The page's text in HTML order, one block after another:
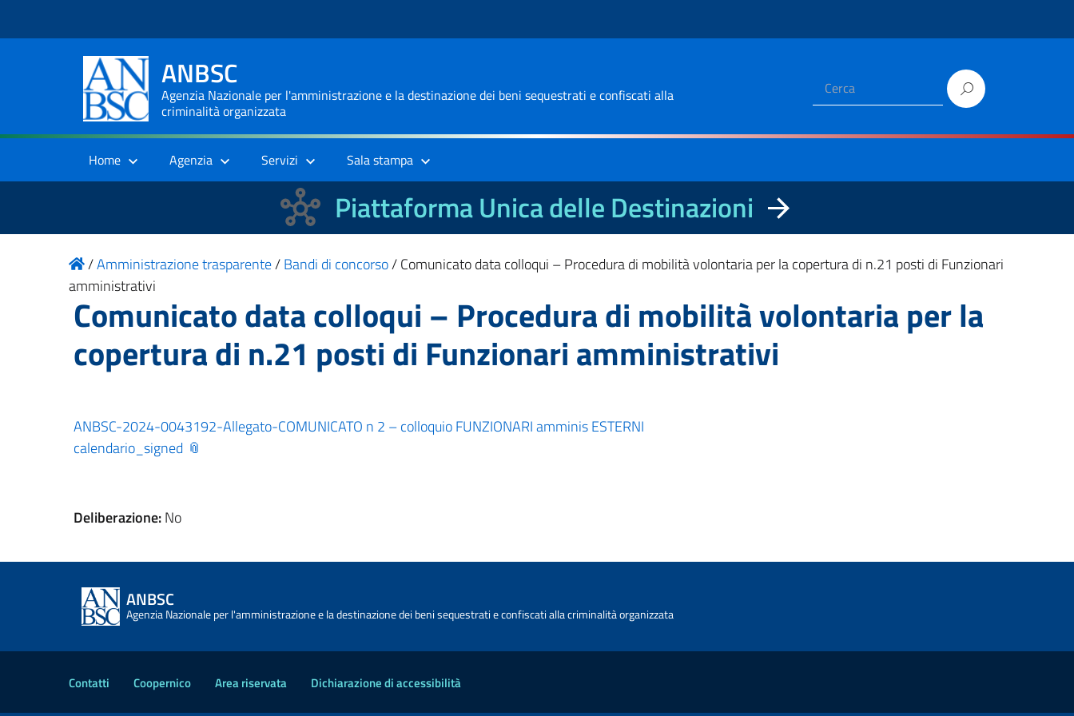
ANBSC
Agenzia Nazionale per l'amministrazione e la destinazione dei beni sequestrati e confiscati alla
criminalità organizzata
Home Agenzia Servizi Sala stampa
Piattaforma Unica delle Destinazioni
/Amministrazione trasparente/Bandi di concorso/Comunicato data colloqui – Procedura di mobilità volontaria per la copertura di n.21 posti di Funzionari
amministrativi
Comunicato data colloqui – Procedura di mobilità volontaria per la
copertura di n.21 posti di Funzionari amministrativi
ANBSC-2024-0043192-Allegato-COMUNICATO n 2 – colloquio FUNZIONARI amminis ESTERNI
calendario_signed
Deliberazione:No
ANBSC
Agenzia Nazionale per l'amministrazione e la destinazione dei beni sequestrati e confiscati alla criminalità organizzata
Contatti Coopernico Area riservata Dichiarazione di accessibilità